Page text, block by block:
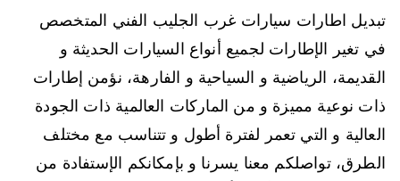
تبديل اطارات سيارات غرب الجليب الفني المتخصص
في تغير الإطارات لجميع أنواع السيارات الحديثة و
القديمة، الرياضية و السياحية و الفارهة، نؤمن إطارات
ذات نوعية مميزة و من الماركات العالمية ذات الجودة
العالية و التي تعمر لفترة أطول و تتناسب مع مختلف
الطرق، تواصلكم معنا يسرنا و بإمكانكم الإستفادة من